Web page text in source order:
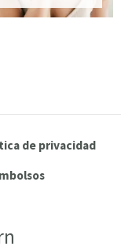
de privacidad